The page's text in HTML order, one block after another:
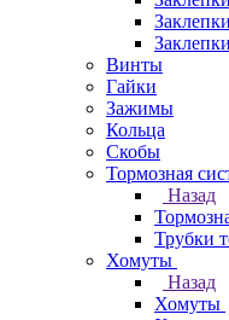
Винты
Гайки
Зажимы
Кольца
Скобы
Тормозная
Назад
Трубки
Хомуты
Назад
Хомуты